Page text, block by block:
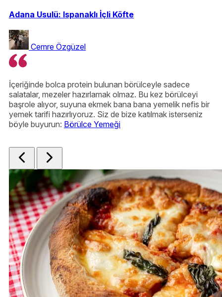
Adana Usulü: Ispanaklı İçli Köfte
Cemre Özgüzel
İçeriğinde bolca protein bulunan börülceyle sadece
salatalar, mezeler hazırlamak olmaz. Bu kez börülceyi
başrole alıyor, suyuna ekmek bana bana yemelik nefis bir
yemek tarifi hazırlıyoruz. Siz de bize katılmak isterseniz
böyle buyurun: Börülce Yemeği